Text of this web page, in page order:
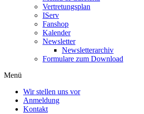
Vertretungsplan
IServ
Fanshop
Kalender
Newsletter
Newsletterarchiv
Formulare zum Download
Menü
Wir stellen uns vor
Anmeldung
Kontakt